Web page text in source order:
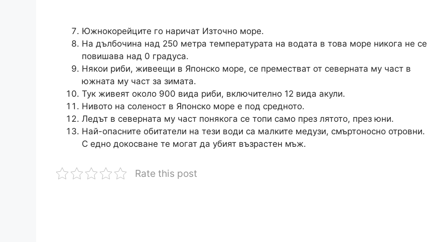
Южнокорейците го наричат ​​Източно море.
На дълбочина над 250 метра температурата на водата в това море никога не се
повишава над 0 градуса.
Някои риби, живеещи в Японско море, се преместват от северната му част в
южната му част за зимата.
Тук живеят около 900 вида риби, включително 12 вида акули.
Нивото на соленост в Японско море е под средното.
Ледът в северната му част понякога се топи само през лятото, през юни.
Най-опасните обитатели на тези води са малките медузи, смъртоносно отровни.
С едно докосване те могат да убият възрастен мъж.
Rate this post